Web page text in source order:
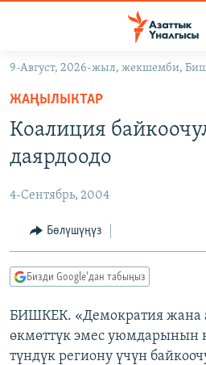
Навигацияга
өтүңүз
Издөөгө
салыңыз
ЭКОНОМИКА
МАДАНИЯТ
БОРБОР АЗИЯ
УКРАИНА
АТАЙЫН ИЛИКТӨӨ
ТВ ПРОГРАММАЛАР
ЭКСПЕРТТЕР ТАЛДАЙТ
БИЗ ЖАНА ДҮЙНӨ
ДАНИСТЕ
ӨЗГӨЧӨ ПИКИР
Русский
9-Август, 2026-жыл, жекшемби,
ЖАҢЫЛЫКТАР
Коалиция
даярдоодо
4-Сентябрь, 2004
Бөлүшүңүз
Бизди Google'дан табыңыз
БИШКЕК. «Демократия жана
өкмөттүк эмес уюмдарынын
түндүк региону үчүн